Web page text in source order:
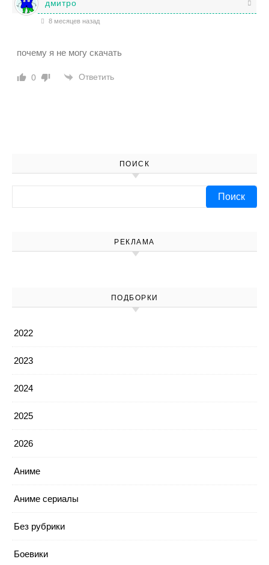
дмитро
8 месяцев назад
почему я не могу скачать
0 Ответить
ПОИСК
РЕКЛАМА
ПОДБОРКИ
2022
2023
2024
2025
2026
Аниме
Аниме сериалы
Без рубрики
Боевики